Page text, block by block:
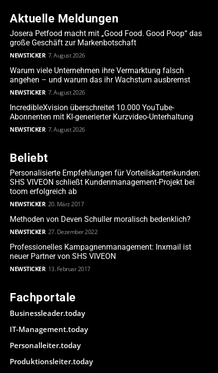
Aktuelle Meldungen
Josera Petfood macht mit „Good Food. Good Poop“ das
große Geschäft zur Markenbotschaft
NEWSTICKER 7. August 2026
Warum viele Unternehmen ihre Vermarktung falsch
angehen – und warum das ihr Wachstum ausbremst
NEWSTICKER 7. August 2026
IncredibleXvision überschreitet 10.000 YouTube-
Abonnenten mit KI-generierter Kurzvideo-Unterhaltung
NEWSTICKER 7. August 2026
Beliebt
Personalisierte Empfehlungen für Vorteilskartenkunden:
SHS VIVEON schließt Kundenmanagement-Projekt bei
toom erfolgreich ab
NEWSTICKER 20. März 2017
Methoden von Deven Schuller moralisch bedenklich?
NEWSTICKER 27. Dezember 2022
Professionelles Kampagnenmanagement: Inxmail ist
neuer Partner von SHS VIVEON
NEWSTICKER 13. Februar 2017
Fachportale
Businessleader.today
IT-Management.today
Personalleiter.today
Produktionsleiter.today